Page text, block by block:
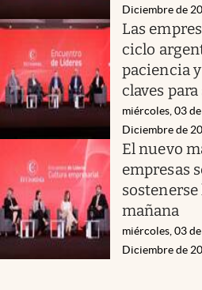
Diciembre de
Las
ciclo
paciencia
claves
miércoles, 03 de
Diciembre de
El nuevo
empresas
mañana
miércoles, 03 de
Diciembre de